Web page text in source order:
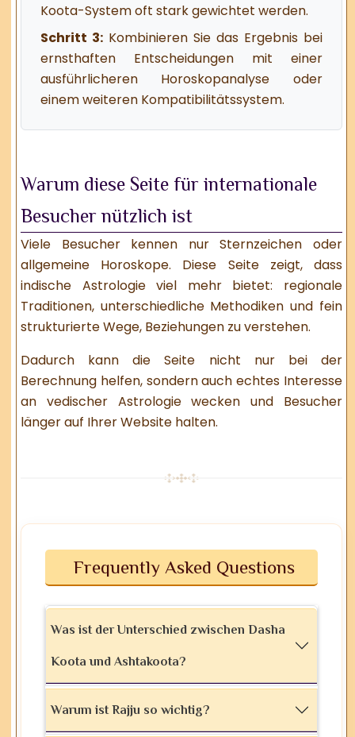
Koota-System oft stark gewichtet werden.
Schritt 3: Kombinieren Sie das Ergebnis bei
ernsthaften Entscheidungen mit einer
ausführlicheren Horoskopanalyse oder
einem weiteren Kompatibilitätssystem.
Warum diese Seite für internationale
Besucher nützlich ist
Viele Besucher kennen nur Sternzeichen oder
allgemeine Horoskope. Diese Seite zeigt, dass
indische Astrologie viel mehr bietet: regionale
Traditionen, unterschiedliche Methodiken und fein
strukturierte Wege, Beziehungen zu verstehen.
Dadurch kann die Seite nicht nur bei der
Berechnung helfen, sondern auch echtes Interesse
an vedischer Astrologie wecken und Besucher
länger auf Ihrer Website halten.
Frequently Asked Questions
Was ist der Unterschied zwischen Dasha
Koota und Ashtakoota?
Warum ist Rajju so wichtig?